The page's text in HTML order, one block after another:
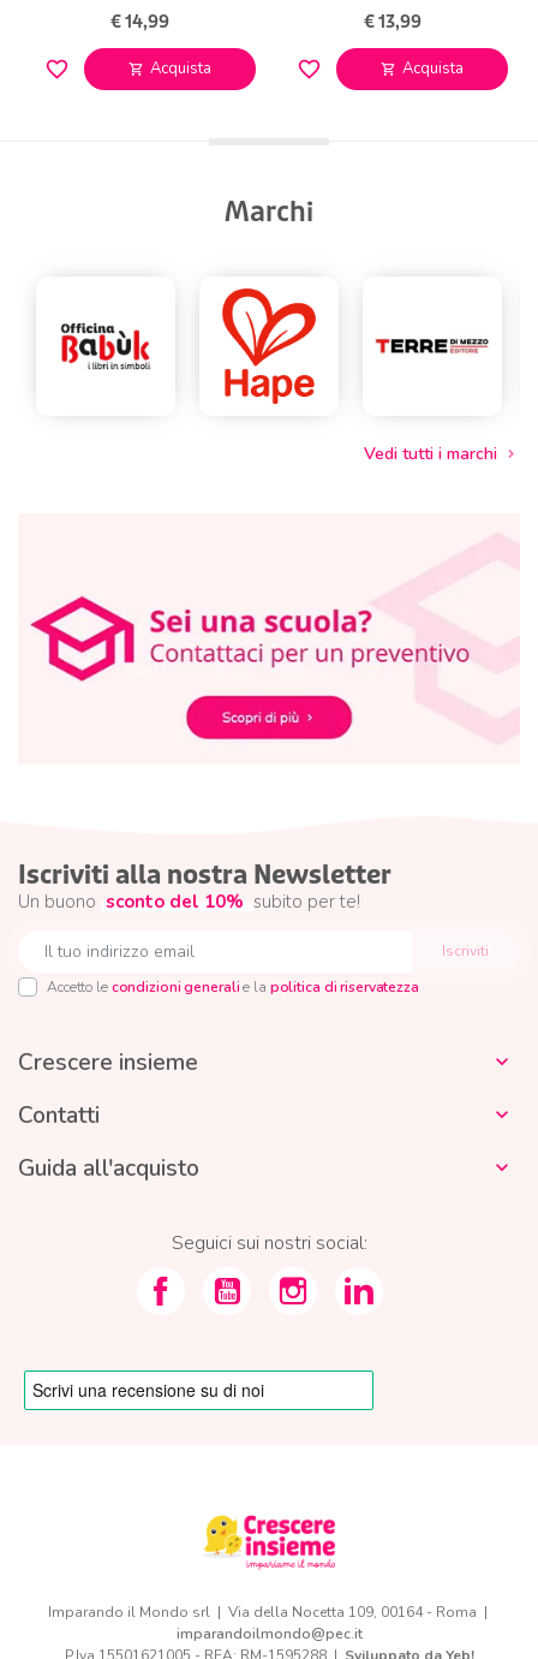
€ 14,99
favorite_border shopping_cart Acquista
€ 13,99
favorite_border shopping_cart Acquista
Marchi
Vedi tutti i marchi
Iscriviti alla nostra Newsletter
Un buono sconto del 10% subito per te!
Accetto lecondizioni generalie la politica di riservatezza
Crescere insieme 
Contatti 
Guida all'acquisto 
Seguici sui nostri social:
Imparando il Mondo srl | Via della Nocetta 109, 00164 - Roma |
imparandoilmondo@pec.it
P.Iva 15501621005 - REA: RM-1595288 | Sviluppato da Yeb!